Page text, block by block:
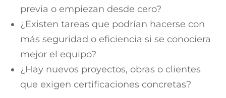
previa o empiezan desde cero?
¿Existen tareas que podrían hacerse con
más seguridad o eficiencia si se conociera
mejor el equipo?
¿Hay nuevos proyectos, obras o clientes
que exigen certificaciones concretas?